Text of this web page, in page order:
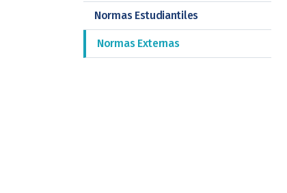
Normas Estudiantiles
Normas Externas